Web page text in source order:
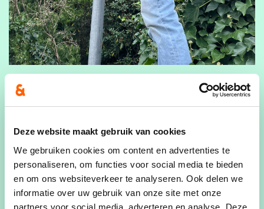
Deze website maakt gebruik van cookies
We gebruiken cookies om content en advertenties te
personaliseren, om functies voor social media te bieden
en om ons websiteverkeer te analyseren. Ook delen we
informatie over uw gebruik van onze site met onze
partners voor social media, adverteren en analyse. Deze
“Tijdens de eerste schoolweek doen we een
warme oproep aan de Edegemnaar om te
Maarten Van Leemput, voorzitter JONG CD&V
Edegem, toe. “Door onze mooie ‘Veilig naar
school’-affiche een zichtbare - knipoogt - plaats
te geven in je raam zetten we samen een stap
naar een veiligere mobiliteit.”